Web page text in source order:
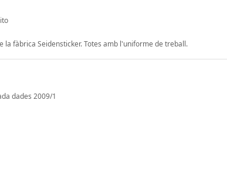
la fàbrica Seidensticker. Totes amb l'uniforme de treball.
dades 2009/1